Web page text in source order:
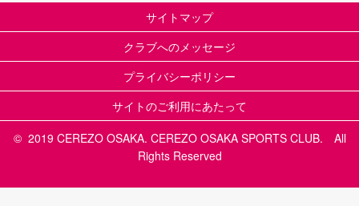
サイトマップ
クラブへのメッセージ
プライバシーポリシー
サイトのご利用にあたって
© 2019 CEREZO OSAKA. CEREZO OSAKA SPORTS CLUB. All
Rights Reserved